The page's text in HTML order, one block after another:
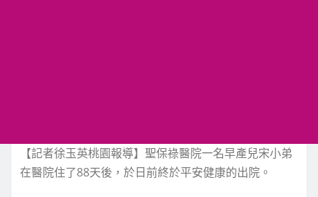
【記者徐玉英桃園報導】聖保祿醫院一名早產兒宋小弟
在醫院住了88天後，於日前終於平安健康的出院。